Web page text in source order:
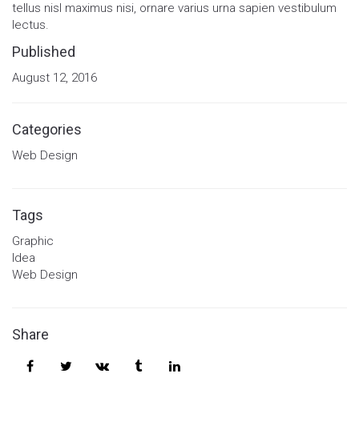
tellus nisl maximus nisi, ornare varius urna sapien vestibulum
lectus.
Published
August 12, 2016
Categories
Web Design
Tags
Graphic
Idea
Web Design
Share